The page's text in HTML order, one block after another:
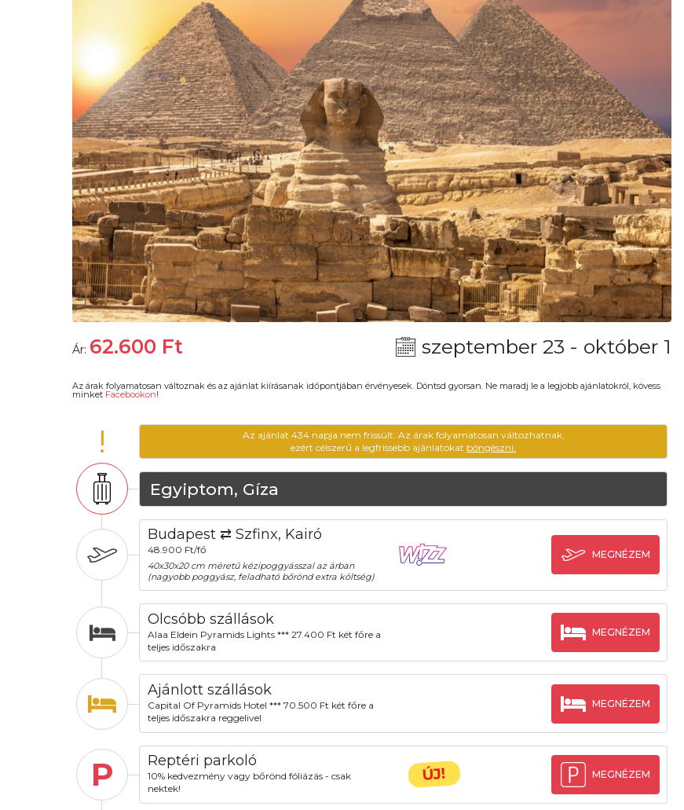
Ár: 62.600 Ft szeptember 23 - október 1
Az árak folyamatosan változnak és az ajánlat kiírásanak időpontjában érvényesek. Döntsd gyorsan. Ne maradj le a legjobb ajánlatokról, kövess
minket Facebookon!
!
Az ajánlat 434 napja nem frissült. Az árak folyamatosan változhatnak,
ezért célszerű a legfrissebb ajánlatokat böngészni.
Egyiptom, Gíza
Budapest ⇄ Szfinx, Kairó
48.900 Ft/fő
40x30x20 cm méretű kézipoggyásszal az árban
(nagyobb poggyász, feladható bőrönd extra költség)
MEGNÉZEM
Olcsóbb szállások
Alaa Eldein Pyramids Lights *** 27.400 Ft két főre a
teljes időszakra
MEGNÉZEM
Ajánlott szállások
Capital Of Pyramids Hotel *** 70.500 Ft két főre a
teljes időszakra reggelivel
MEGNÉZEM
P Reptéri parkoló
10% kedvezmény vagy bőrönd fóliázás - csak
nektek!
ÚJ! MEGNÉZEM